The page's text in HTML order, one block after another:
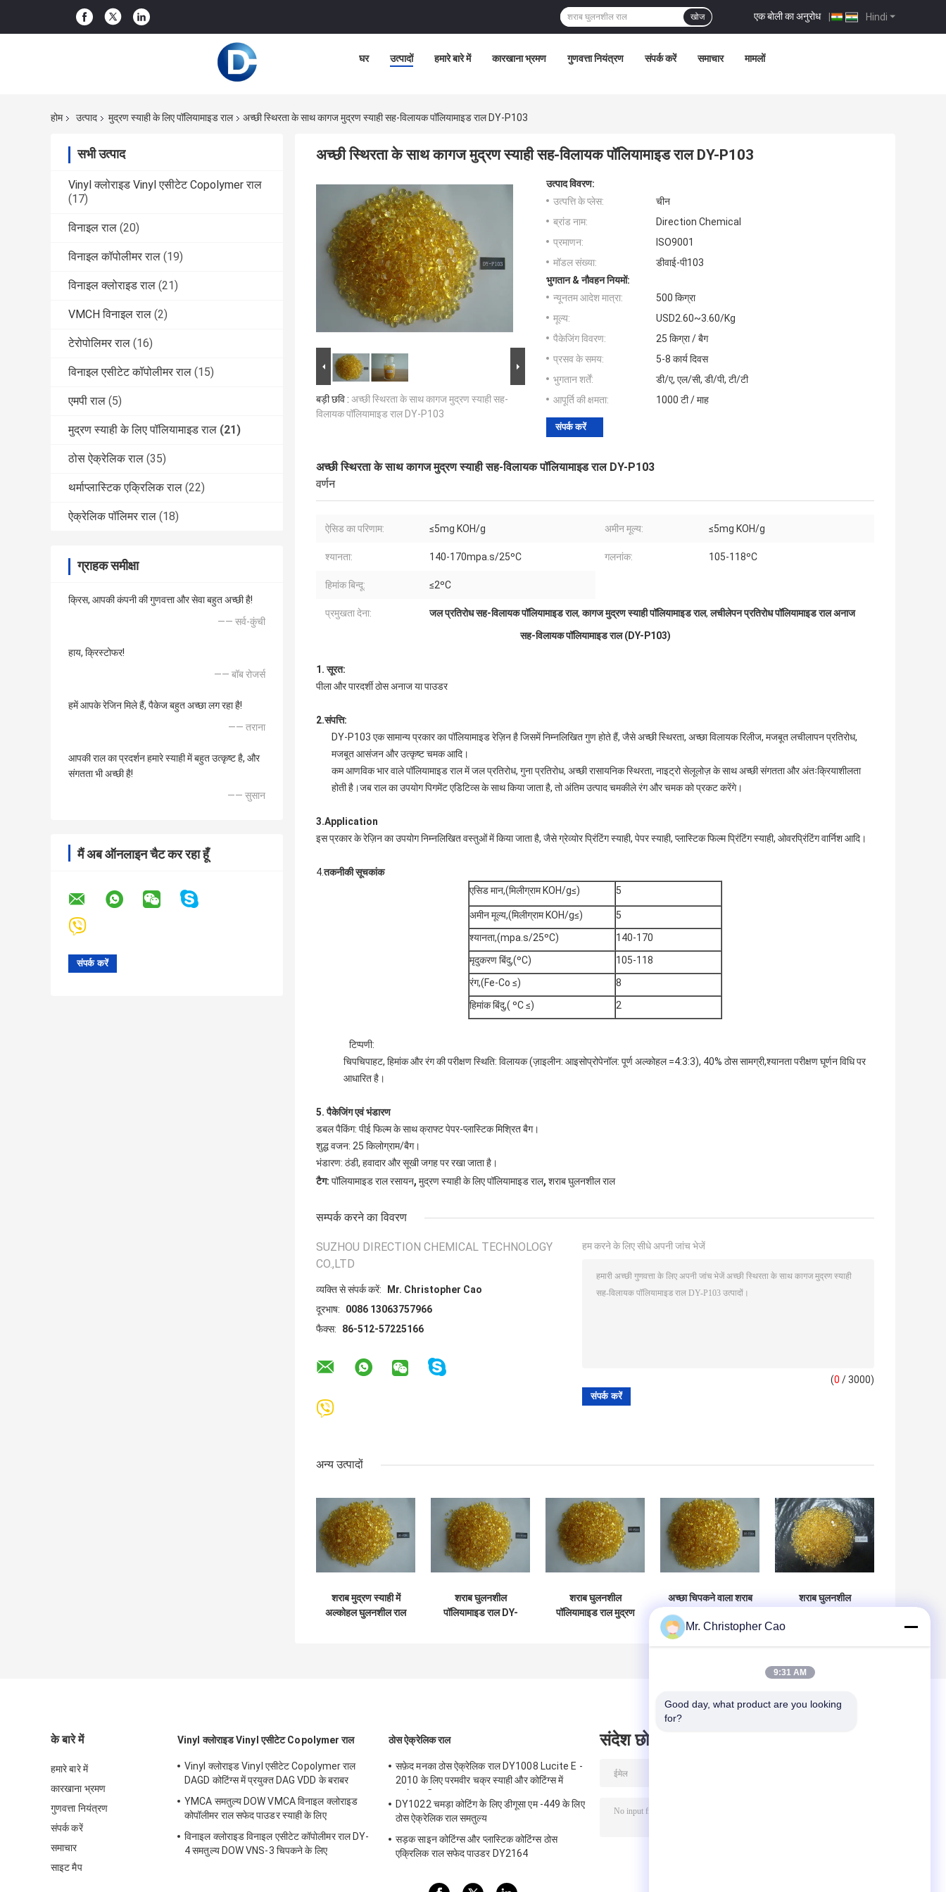
Hindi
एक बोली का अनुरोध |
खोज
घर उत्पादों हमारे बारे में कारखाना भ्रमण गुणवत्ता नियंत्रण संपर्क करें समाचार मामलों
होम उत्पाद मुद्रण स्याही के लिए पॉलियामाइड राल अच्छी स्थिरता के साथ कागज मुद्रण स्याही सह-विलायक पॉलियामाइड राल DY-P103
सभी उत्पाद
Vinyl क्लोराइड Vinyl एसीटेट Copolymer राल
(17)
विनाइल राल (20)
विनाइल कॉपोलीमर राल (19)
विनाइल क्लोराइड राल (21)
VMCH विनाइल राल (2)
टेरोपोलिमर राल (16)
विनाइल एसीटेट कॉपोलीमर राल (15)
एमपी राल (5)
मुद्रण स्याही के लिए पॉलियामाइड राल (21)
ठोस ऐक्रेलिक राल (35)
थर्माप्लास्टिक एक्रिलिक राल (22)
ऐक्रेलिक पॉलिमर राल (18)
ग्राहक समीक्षा
क्रिस, आपकी कंपनी की गुणवत्ता और सेवा बहुत अच्छी है!
—— सर्व-कुंची
हाय, क्रिस्टोफर!
—— बॉब रोजर्स
हमें आपके रेजिन मिले हैं, पैकेज बहुत अच्छा लग रहा है!
—— तराना
आपकी राल का प्रदर्शन हमारे स्याही में बहुत उत्कृष्ट है, और
संगतता भी अच्छी है!
—— सुसान
मैं अब ऑनलाइन चैट कर रहा हूँ
अच्छी स्थिरता के साथ कागज मुद्रण स्याही सह-विलायक पॉलियामाइड राल DY-P103
बड़ी छवि : अच्छी स्थिरता के साथ कागज मुद्रण स्याही सह-
विलायक पॉलियामाइड राल DY-P103
उत्पाद विवरण:
उत्पत्ति के प्लेस:
चीन
ब्रांड नाम:
Direction Chemical
प्रमाणन:
ISO9001
मॉडल संख्या:
डीवाई-पी103
भुगतान & नौवहन नियमों:
न्यूनतम आदेश मात्रा:
500 किग्रा
मूल्य:
USD2.60~3.60/Kg
पैकेजिंग विवरण:
25 किग्रा / बैग
प्रसव के समय:
5-8 कार्य दिवस
भुगतान शर्तें:
डी/ए, एल/सी, डी/पी, टी/टी
आपूर्ति की क्षमता:
1000 टी / माह
संपर्क करें
अच्छी स्थिरता के साथ कागज मुद्रण स्याही सह-विलायक पॉलियामाइड राल DY-P103
वर्णन
ऐसिड का परिणाम: ≤5mg KOH/g अमीन मूल्य: ≤5mg KOH/g
श्यानता: 140-170mpa.s/25ºC गलनांक: 105-118ºC
हिमांक बिन्दू: ≤2ºC
प्रमुखता देना: जल प्रतिरोध सह-विलायक पॉलियामाइड राल,कागज मुद्रण स्याही पॉलियामाइड राल,लचीलेपन प्रतिरोध पॉलियामाइड राल अनाज
सह-विलायक पॉलियामाइड राल (DY-P103)
1. सूरत:
पीला और पारदर्शी ठोस अनाज या पाउडर
2.संपत्ति:
DY-P103 एक सामान्य प्रकार का पॉलियामाइड रेज़िन है जिसमें निम्नलिखित गुण होते हैं, जैसे अच्छी स्थिरता, अच्छा विलायक रिलीज, मजबूत लचीलापन प्रतिरोध,
मजबूत आसंजन और उत्कृष्ट चमक आदि।
कम आणविक भार वाले पॉलियामाइड राल में जल प्रतिरोध, गुना प्रतिरोध, अच्छी रासायनिक स्थिरता, नाइट्रो सेलूलोज़ के साथ अच्छी संगतता और अंतःक्रियाशीलता
होती है।जब राल का उपयोग पिगमेंट एडिटिव्स के साथ किया जाता है, तो अंतिम उत्पाद चमकीले रंग और चमक को प्रकट करेंगे।
3.Application
इस प्रकार के रेज़िन का उपयोग निम्नलिखित वस्तुओं में किया जाता है, जैसे ग्रेव्योर प्रिंटिंग स्याही, पेपर स्याही, प्लास्टिक फिल्म प्रिंटिंग स्याही, ओवरप्रिंटिंग वार्निश आदि।
4.तकनीकी सूचकांक
एसिड मान,(मिलीग्राम KOH/g≤)
5
अमीन मूल्य,(मिलीग्राम KOH/g≤)
5
श्यानता,(mpa.s/25ºC)
140-170
मृदुकरण बिंदु,(ºC)
105-118
रंग,(Fe-Co ≤)
8
हिमांक बिंदु,( ºC ≤)
2
टिप्पणी:
चिपचिपाहट, हिमांक और रंग की परीक्षण स्थिति: विलायक (ज़ाइलीन: आइसोप्रोपेनॉल: पूर्ण अल्कोहल =4:3:3), 40% ठोस सामग्री,श्यानता परीक्षण घूर्णन विधि पर
आधारित है।
5. पैकेजिंग एवं भंडारण
डबल पैकिंग: पीई फिल्म के साथ क्राफ्ट पेपर-प्लास्टिक मिश्रित बैग।
शुद्ध वजन: 25 किलोग्राम/बैग।
भंडारण: ठंडी, हवादार और सूखी जगह पर रखा जाता है।
टैग: पॉलियामाइड राल रसायन, मुद्रण स्याही के लिए पॉलियामाइड राल, शराब घुलनशील राल
सम्पर्क करने का विवरण
SUZHOU DIRECTION CHEMICAL TECHNOLOGY
CO.,LTD
व्यक्ति से संपर्क करें:
Mr. Christopher Cao
दूरभाष:
0086 13063757966
फैक्स:
86-512-57225166
हम करने के लिए सीधे अपनी जांच भेजें
(0 / 3000)
अन्य उत्पादों
शराब मुद्रण स्याही में
अल्कोहल घुलनशील राल
शराब घुलनशील
पॉलियामाइड राल DY-
शराब घुलनशील
पॉलियामाइड राल मुद्रण
अच्छा चिपकने वाला शराब
घुलनशील पॉलियामाइड
राल DY-P204
रासायनिक राल दाना
शराब घुलनशील
DY-P205 Gravure
के बारे में
हमारे बारे में
कारखाना भ्रमण
गुणवत्ता नियंत्रण
संपर्क करें
समाचार
साइट मैप
Vinyl क्लोराइड Vinyl एसीटेट Copolymer राल
Vinyl क्लोराइड Vinyl एसीटेट Copolymer राल
DAGD कोटिंग्स में प्रयुक्त DAG VDD के बराबर
YMCA समतुल्य DOW VMCA विनाइल क्लोराइड
कोपॉलीमर राल सफेद पाउडर स्याही के लिए
विनाइल क्लोराइड विनाइल एसीटेट कॉपोलीमर राल DY-
4 समतुल्य DOW VNS-3 चिपकने के लिए
ठोस ऐक्रेलिक राल
सफ़ेद मनका ठोस ऐक्रेलिक राल DY1008 Lucite E -
2010 के लिए परमवीर चक्र स्याही और कोटिंग्स में
DY1022 चमड़ा कोटिंग के लिए डीगूसा एम -449 के लिए
ठोस ऐक्रेलिक राल समतुल्य
सड़क साइन कोटिंग्स और प्लास्टिक कोटिंग्स ठोस
एक्रिलिक राल सफेद पाउडर DY2164
संदेश छोड़ दो
Mr. Christopher Cao
9:31 AM
Good day, what product are you looking
for?